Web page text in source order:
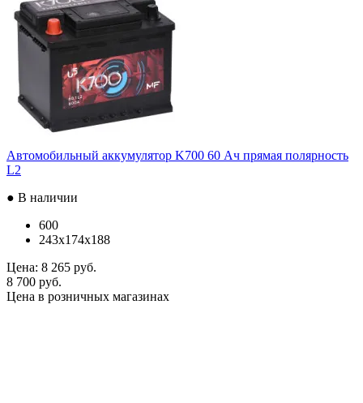
Автомобильный аккумулятор K700 60 Ач прямая полярность
L2
● В наличии
600
243x174x188
Цена: 8 265 руб.
8 700 руб.
Цена в розничных магазинах